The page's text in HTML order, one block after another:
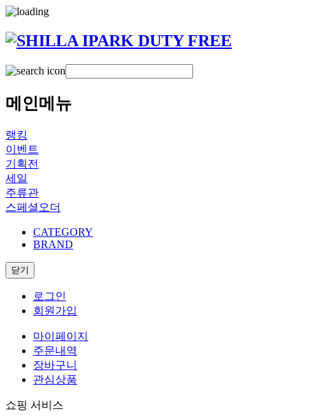
메인메뉴
랭킹
이벤트
기획전
세일
주류관
스페셜오더
CATEGORY
BRAND
닫기
로그인
회원가입
마이페이지
주문내역
장바구니
관심상품
쇼핑 서비스